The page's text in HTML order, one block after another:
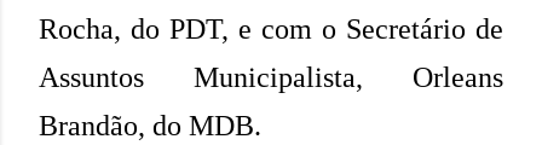
Rocha, do PDT, e com o Secretário de
Assuntos Municipalista, Orleans
Brandão, do MDB.